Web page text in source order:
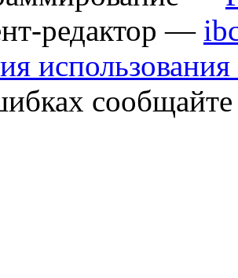
редактор —
использования